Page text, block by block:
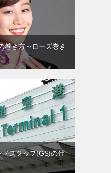
巻き方～ローズ巻き
スタッフ(GS)の仕